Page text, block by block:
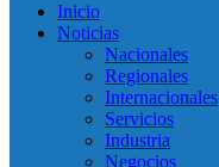
Inicio
Noticias
Nacionales
Regionales
Internacionales
Servicios
Industria
Negocios